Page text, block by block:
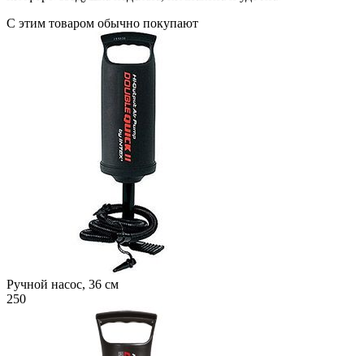
С этим товаром обычно покупают
Ручной насос, 36 см
250